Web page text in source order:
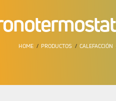
HOME PRODUCTOS CALEFACCIÓN